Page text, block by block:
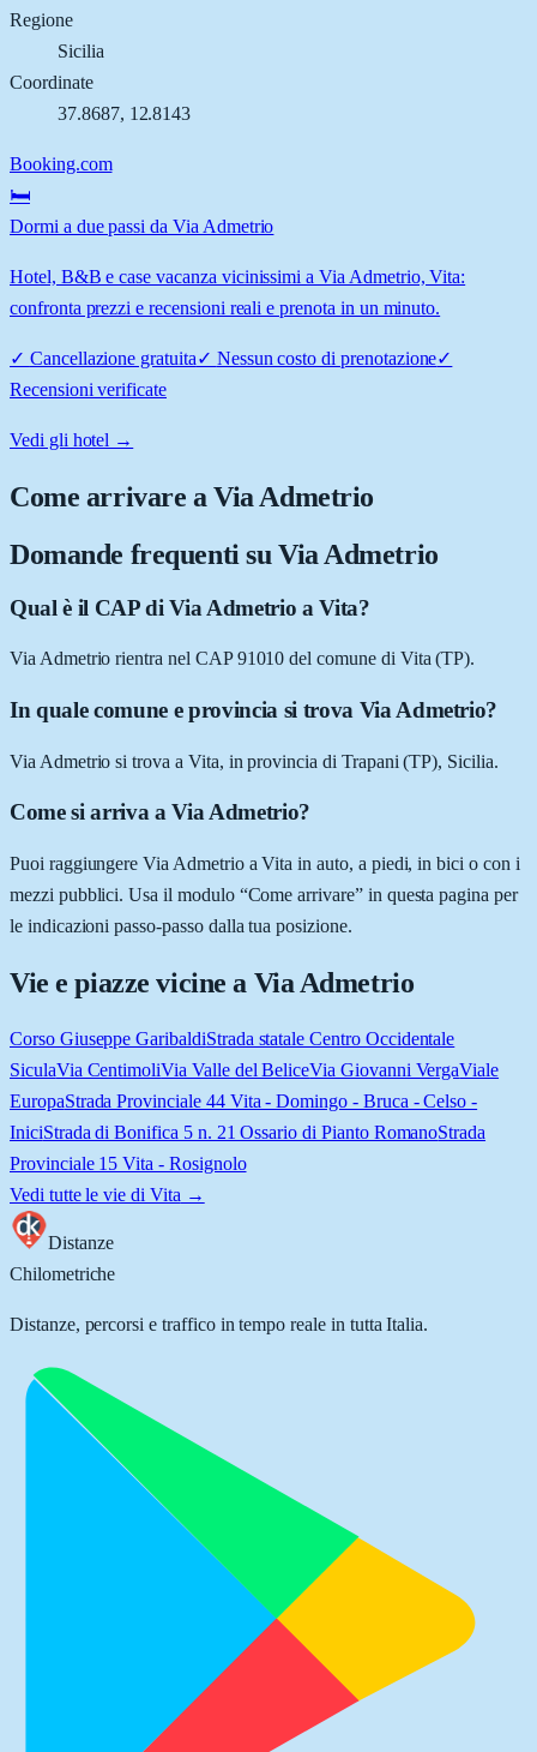
Regione
Sicilia
Coordinate
37.8687, 12.8143
Booking.com
🛏️
Dormi a due passi da Via Admetrio
Hotel, B&B e case vacanza vicinissimi a Via Admetrio, Vita:
confronta prezzi e recensioni reali e prenota in un minuto.
✓ Cancellazione gratuita✓ Nessun costo di prenotazione✓
Recensioni verificate
Vedi gli hotel →
Come arrivare aVia Admetrio
Domande frequenti su Via Admetrio
Qual è il CAP di Via Admetrio a Vita?
Via Admetrio rientra nel CAP 91010 del comune di Vita (TP).
In quale comune e provincia si trova Via Admetrio?
Via Admetrio si trova a Vita, in provincia di Trapani (TP), Sicilia.
Come si arriva a Via Admetrio?
Puoi raggiungere Via Admetrio a Vita in auto, a piedi, in bici o con i
mezzi pubblici. Usa il modulo “Come arrivare” in questa pagina per
le indicazioni passo-passo dalla tua posizione.
Vie e piazze vicine a Via Admetrio
Corso Giuseppe GaribaldiStrada statale Centro Occidentale
SiculaVia CentimoliVia Valle del BeliceVia Giovanni VergaViale
EuropaStrada Provinciale 44 Vita - Domingo - Bruca - Celso -
IniciStrada di Bonifica 5 n. 21 Ossario di Pianto RomanoStrada
Provinciale 15 Vita - Rosignolo
Vedi tutte le vie di Vita →
Distanze
Chilometriche
Distanze, percorsi e traffico in tempo reale in tutta Italia.